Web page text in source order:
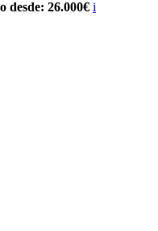
desde: 26.000€ i